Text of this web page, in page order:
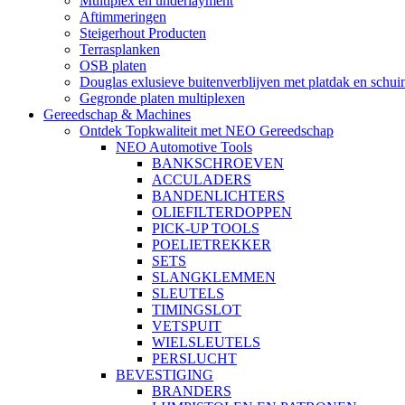
Aftimmeringen
Steigerhout Producten
Terrasplanken
OSB platen
Douglas exlusieve buitenverblijven met platdak en
Gegronde platen multiplexen
Gereedschap & Machines
Ontdek Topkwaliteit met NEO Gereedschap
NEO Automotive Tools
BANKSCHROEVEN
ACCULADERS
BANDENLICHTERS
OLIEFILTERDOPPEN
PICK-UP TOOLS
POELIETREKKER
SETS
SLANGKLEMMEN
SLEUTELS
TIMINGSLOT
VETSPUIT
WIELSLEUTELS
PERSLUCHT
BEVESTIGING
BRANDERS